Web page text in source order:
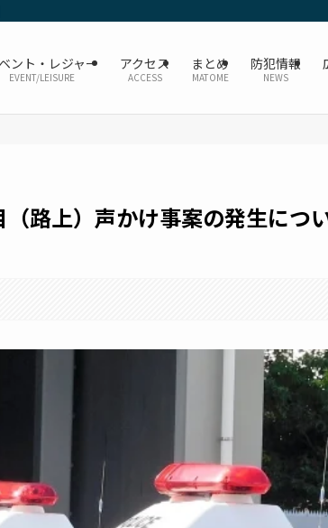
なレポ川崎
ント・レジャー
EVENT/LEISURE
アクセス
ACCESS
まとめ
MATOME
防犯情報
NEWS
路上）声かけ事案の発生につ